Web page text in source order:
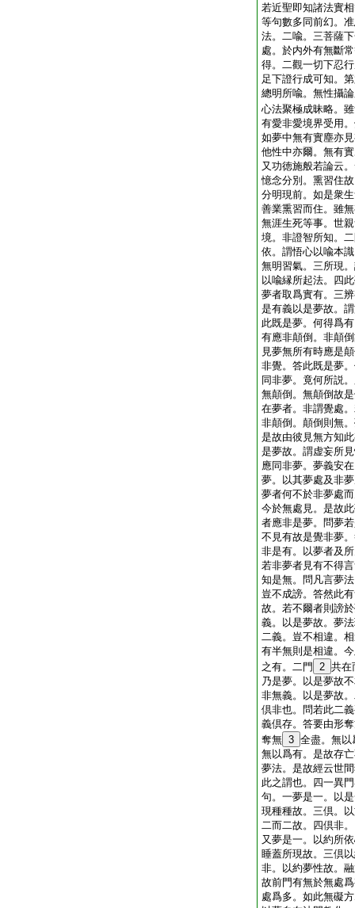
若近聖即知諸法實
等句數多同前幻。
法。二喩。三菩薩
處。於内外有無斷
得。二觀一切下忍
足下證行成可知。
總明所喩。無性攝
心法聚極成昧略。
有愛非愛境界受用
如夢中無有實塵亦
他性中亦爾。無有
又功徳施般若論云
憶念分別。熏習住
分明現前。如是衆
善業熏習而住。雖
無涯生死等事。世
境。非證智所知。
依。謂悟心以喩本
無明習氣。三所現
以喩縁所起法。四
夢者取爲實有。三
是有義以是夢故。
此既是夢。何得爲
有應非顛倒。非顛
見夢無所有時應是
非覺。答此既是夢
同非夢。竟何所説
無顛倒。無顛倒故
在夢者。非謂覺處
非顛倒。顛倒則無
是故由彼見無方知
是夢故。謂虚妄所
應同非夢。夢義安
夢。以其夢處及非
夢者何不於非夢處
今於無處見。是故
者應非是夢。問夢
不見有故是覺非夢
非是有。以夢者及
若非夢者見有不得
知是無。問凡言夢
豈不成謗。答然此
故。若不爾者則謗
義。以是夢故。夢
二義。豈不相違。
有半無則是相違。
之有。二門
2 共在
乃是夢。以是夢故
非無義。以是夢故
倶非也。問若此二
義倶存。答要由形
奪無 3 全盡。無以
無以爲有。是故存
夢法。是故經云世
此之謂也。四一異
句。一夢是一。以
現種種故。三倶。
二而二故。四倶非
又夢是一。以約所
睡蓋所現故。三倶
非。以約夢性故。
故前門有無於無處
處爲多。如此無礙